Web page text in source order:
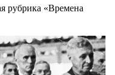
рубрика «Времена